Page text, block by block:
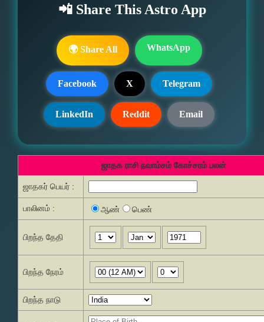
📲 Share This Astro App
🌍 Share All WhatsApp
Facebook X Telegram
LinkedIn Reddit Email
ஜாதக ராசி நவாம்சம் கோச்சரம் பலன்
ஜாதகர் பெயர் :
பாலினம் : ஆண் பெண்
பிறந்த தேதி
பிறந்த நேரம்
பிறந்த நாடு